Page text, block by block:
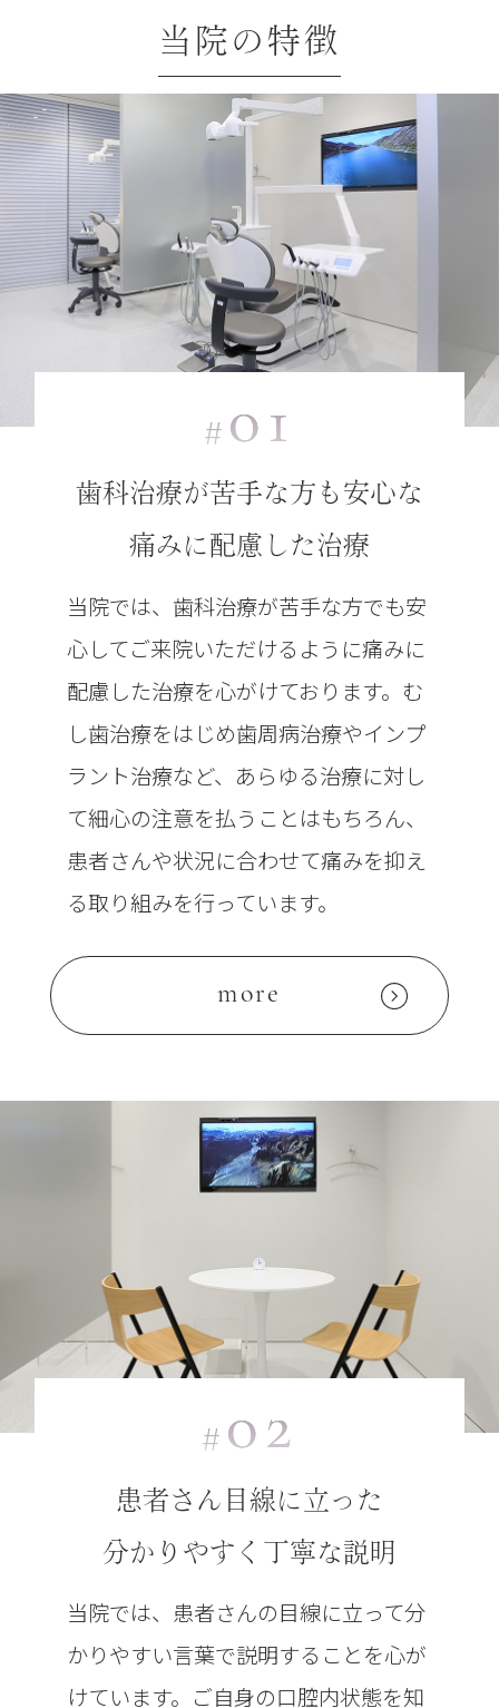
当院の特徴
# 01
歯科治療が苦手な方も安心な
痛みに配慮した治療
当院では、歯科治療が苦手な方でも安
心してご来院いただけるように痛みに
配慮した治療を心がけております。む
し歯治療をはじめ歯周病治療やインプ
ラント治療など、あらゆる治療に対し
て細心の注意を払うことはもちろん、
患者さんや状況に合わせて痛みを抑え
る取り組みを行っています。
more
# 02
患者さん目線に立った
分かりやすく丁寧な説明
当院では、患者さんの目線に立って分
かりやすい言葉で説明することを心が
けています。ご自身の口腔内状態を知